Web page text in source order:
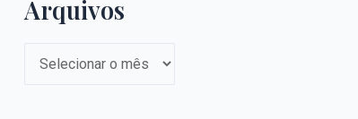
Arquivos